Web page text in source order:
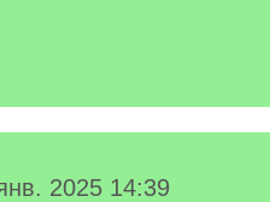
2025 14:39